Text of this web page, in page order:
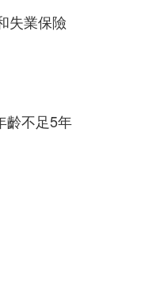
失業保險
齡不足5年